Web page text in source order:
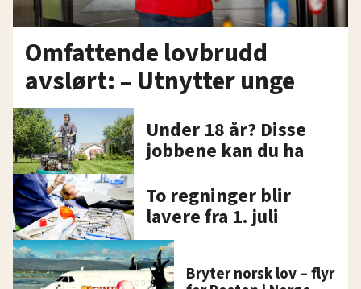
Omfattende lovbrudd
avslørt: – Utnytter unge
Under 18 år? Disse
jobbene kan du ha
To regninger blir
lavere fra 1. juli
Bryter norsk lov – flyr